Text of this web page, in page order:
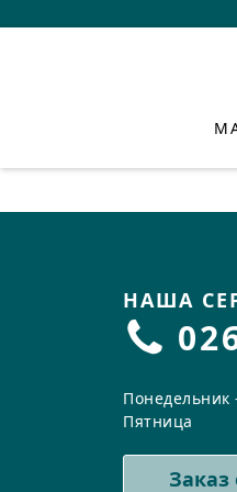
НАША
Понедельник
Пятница
Заказ